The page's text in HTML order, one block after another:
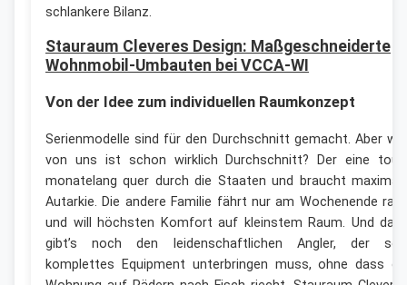
schlankere Bilanz.
Stauraum Cleveres Design: Maßgeschneiderte
Wohnmobil-Umbauten bei VCCA-WI
Von der Idee zum individuellen Raumkonzept
Serienmodelle sind für den Durchschnitt gemacht. Aber
von uns ist schon wirklich Durchschnitt? Der eine
monatelang quer durch die Staaten und braucht
Autarkie. Die andere Familie fährt nur am Wochenende
und will höchsten Komfort auf kleinstem Raum. Und
gibt’s noch den leidenschaftlichen Angler, der
komplettes Equipment unterbringen muss, ohne dass